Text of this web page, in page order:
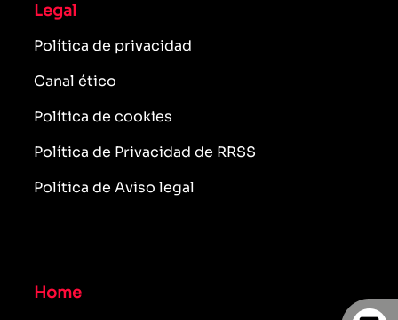
Legal
Política de privacidad
Canal ético
Política de cookies
Política de Privacidad de RRSS
Política de Aviso legal
Home